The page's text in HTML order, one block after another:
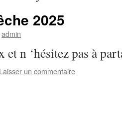
2025
admin
et n ‘hésitez pas à
Laisser un commentaire